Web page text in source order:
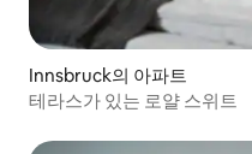
Innsbruck의 아파트
테라스가 있는 로얄 스위트